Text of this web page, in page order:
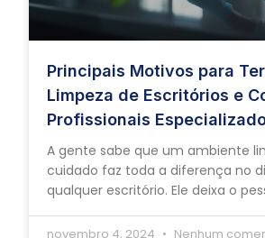
Principais Motivos para
Limpeza de Escritórios e
Profissionais
A gente sabe que um ambiente
cuidado faz toda a diferença no
qualquer escritório. Ele deixa o
novembro 4, 2024 Nenhum